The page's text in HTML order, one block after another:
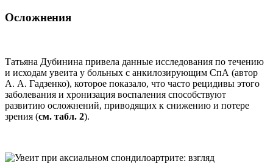
Осложнения
Татьяна Дубинина привела данные исследования по течению
и исходам увеита у больных с анкилозирующим СпА (автор
А. А. Гадзенко), которое показало, что часто рецидивы этого
заболевания и хронизация воспаления способствуют
развитию осложнений, приводящих к снижению и потере
зрения (см. табл. 2).